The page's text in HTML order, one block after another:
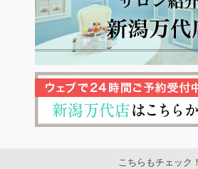
こちらもチェック！